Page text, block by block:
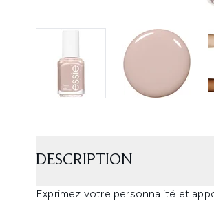
DESCRIPTION
Exprimez votre personnalité et